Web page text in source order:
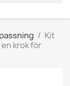
Kit
krok för